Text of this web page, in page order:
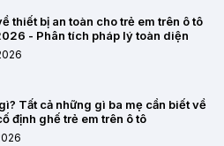
thiết bị an toàn cho trẻ em trên ô tô
- Phân tích pháp lý toàn diện
Tất cả những gì ba mẹ cần biết về
định ghế trẻ em trên ô tô